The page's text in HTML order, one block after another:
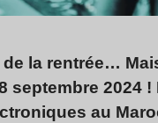
la rentrée…
septembre 2024 !
au